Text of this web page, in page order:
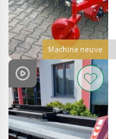
Materiels
De
Recolte
Agricole
Cueilleurs Pour
Moissonneuse
Batteuse
Lupus
CHOISIR
Machine neuve